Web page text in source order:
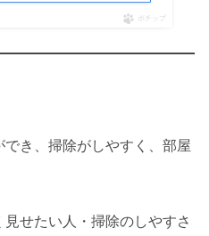
ポチップ
でき、掃除がしやすく、部屋
見せたい人・掃除のしやすさ